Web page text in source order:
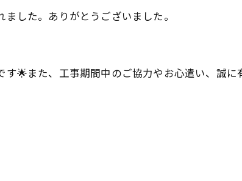
した。ありがとうございました。
🌟また、工事期間中のご協力やお心遣い、誠に